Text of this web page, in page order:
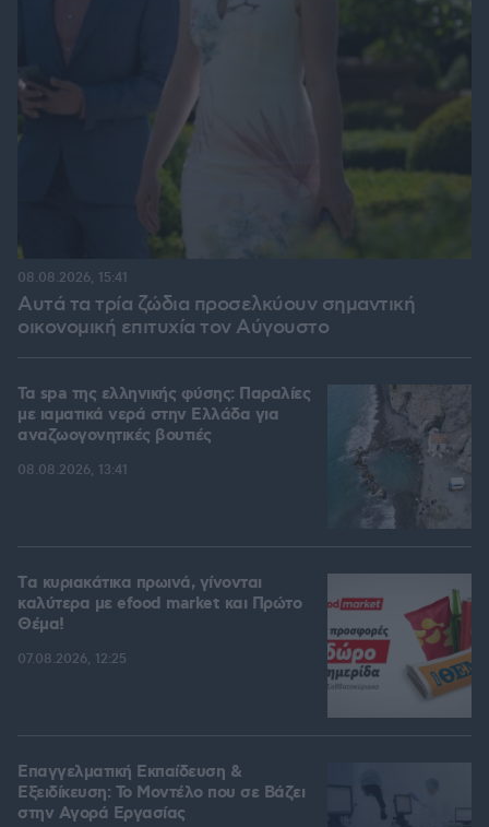
Αυτά τα τρία ζώδια προσελκύουν σημαντική
οικονομική επιτυχία τον Αύγουστο
08.08.2026, 15:41
Τα spa της ελληνικής φύσης: Παραλίες
με ιαματικά νερά στην Ελλάδα για
αναζωογονητικές βουτιές
08.08.2026, 13:41
Tα κυριακάτικα πρωινά, γίνονται
καλύτερα με efood market και Πρώτο
Θέμα!
07.08.2026, 12:25
Επαγγελματική Εκπαίδευση &
Εξειδίκευση: Το Mοντέλο που σε Bάζει
στην Aγορά Eργασίας